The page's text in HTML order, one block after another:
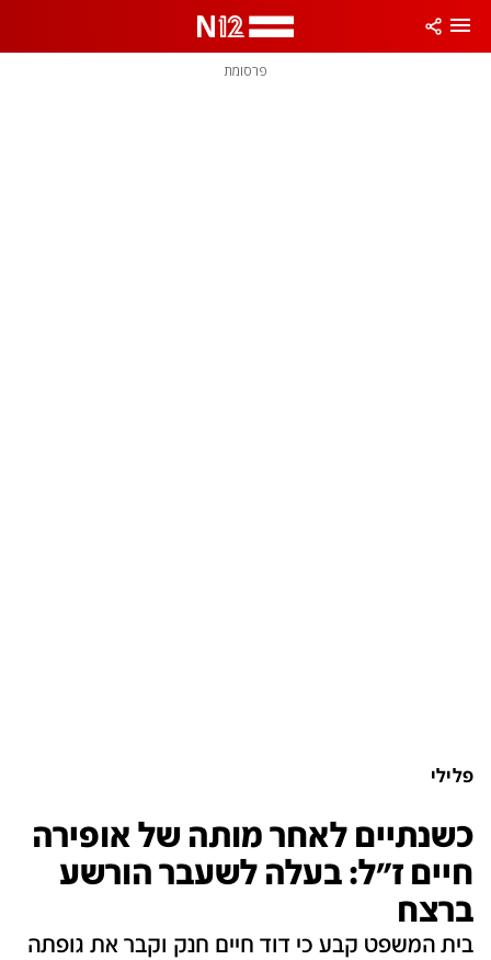
פרסומת
פלילי
כשנתיים לאחר מותה של אופירה
חיים ז"ל: בעלה לשעבר הורשע
ברצח
בית המשפט קבע כי דוד חיים חנק וקבר את גופתה